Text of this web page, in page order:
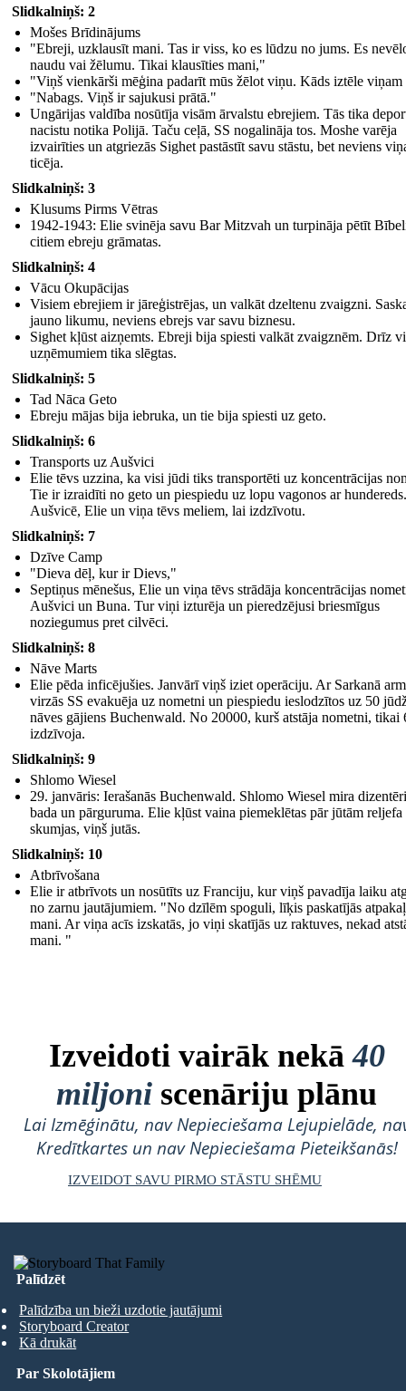
Shlomo Wiesel
Slidkalniņš: 2
Mošes Brīdinājums
"Ebreji, uzklausīt mani. Tas ir viss, ko es lūdzu no jums. Es
naudu vai žēlumu. Tikai klausīties mani,"
"Viņš vienkārši mēģina padarīt mūs žēlot viņu. Kāds iztēle
"Nabags. Viņš ir sajukusi prātā."
Ungārijas valdība nosūtīja visām ārvalstu ebrejiem. Tās tika
nacistu notika Polijā. Taču ceļā, SS nogalināja tos. Moshe varēja
izvairīties un atgriezās Sighet pastāstīt savu stāstu, bet neviens
ticēja.
Slidkalniņš: 3
Klusums Pirms Vētras
1942-1943: Elie svinēja savu Bar Mitzvah un turpināja pētīt
citiem ebreju grāmatas.
Slidkalniņš: 4
Vācu Okupācijas
Visiem ebrejiem ir jāreģistrējas, un valkāt dzeltenu zvaigzni.
jauno likumu, neviens ebrejs var savu biznesu.
Sighet kļūst aizņemts. Ebreji bija spiesti valkāt zvaigznēm. Drīz
uzņēmumiem tika slēgtas.
Slidkalniņš: 5
Tad Nāca Geto
Ebreju mājas bija iebruka, un tie bija spiesti uz geto.
Slidkalniņš: 6
Transports uz Aušvici
Elie tēvs uzzina, ka visi jūdi tiks transportēti uz koncentrācijas
Tie ir izraidīti no geto un piespiedu uz lopu vagonos ar
Aušvicē, Elie un viņa tēvs meliem, lai izdzīvotu.
Slidkalniņš: 7
Dzīve Camp
"Dieva dēļ, kur ir Dievs,"
Septiņus mēnešus, Elie un viņa tēvs strādāja koncentrācijas
Aušvici un Buna. Tur viņi izturēja un pieredzējusi briesmīgus
noziegumus pret cilvēci.
Slidkalniņš: 8
Nāve Marts
Elie pēda inficējušies. Janvārī viņš iziet operāciju. Ar Sarkanā
virzās SS evakuēja uz nometni un piespiedu ieslodzītos uz 50
nāves gājiens Buchenwald. No 20000, kurš atstāja nometni, tikai
izdzīvoja.
Slidkalniņš: 9
Shlomo Wiesel
29. janvāris: Ierašanās Buchenwald. Shlomo Wiesel mira
bada un pārguruma. Elie kļūst vaina piemeklētas pār jūtām reljefa
skumjas, viņš jutās.
Slidkalniņš: 10
Atbrīvošana
Elie ir atbrīvots un nosūtīts uz Franciju, kur viņš pavadīja laiku
no zarnu jautājumiem. "No dzīlēm spoguli, līķis paskatījās
mani. Ar viņa acīs izskatās, jo viņi skatījās uz raktuves, nekad
mani. "
Izveidoti vairāk nekā40
miljoni scenāriju plānu
Lai Izmēģinātu, nav Nepieciešama Lejupielāde,
Kredītkartes un nav Nepieciešama Pieteikšanās!
IZVEIDOT SAVU PIRMO STĀSTU SHĒMU
Palīdzēt
Palīdzība un bieži uzdotie jautājumi
Storyboard Creator
Kā drukāt
Par Skolotājiem